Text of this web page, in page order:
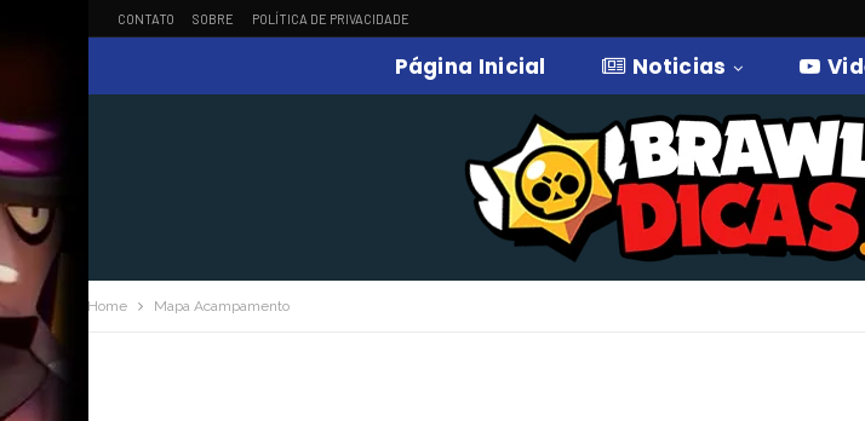
CONTATO SOBRE POLÍTICA DE PRIVACIDADE
Página Inicial Noticias
Home Mapa Acampamento